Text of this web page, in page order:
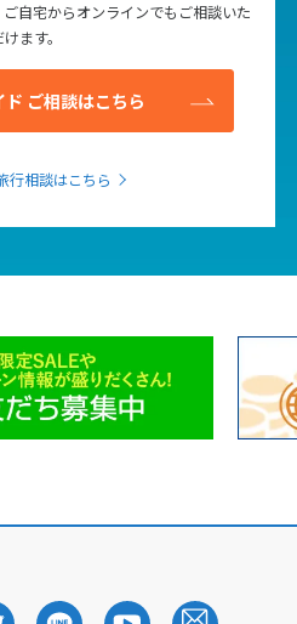
自宅からオンラインでもご相談いた
けます。
ご相談はこちら
行相談はこちら